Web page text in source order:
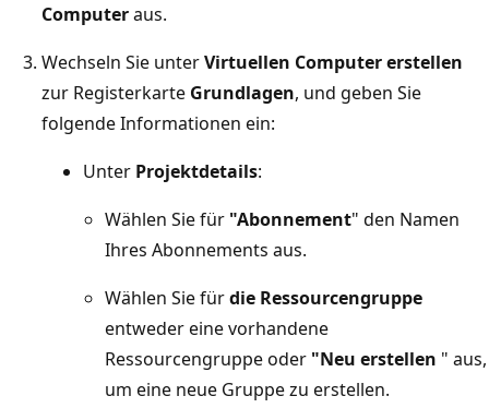
Computeraus.
Wechseln Sie unterVirtuellen Computer erstellen
zur Registerkarte Grundlagen, und geben Sie
folgende Informationen ein:
Unter Projektdetails:
Wählen Sie für "Abonnement" den Namen
Ihres Abonnements aus.
Wählen Sie fürdie Ressourcengruppe
entweder eine vorhandene
Ressourcengruppe oder "Neu erstellen " aus,
um eine neue Gruppe zu erstellen.